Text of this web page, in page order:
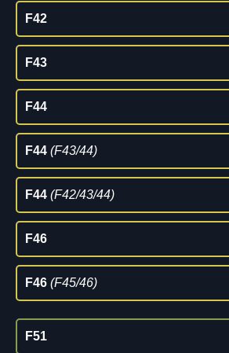
F42
F43
F44
F44 (F43/44)
F44 (F42/43/44)
F46
F46 (F45/46)
F51